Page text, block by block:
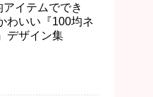
アイテムででき
わいい『100均ネ
デザイン集